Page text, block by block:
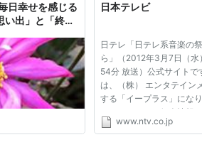
日幸せを感じる
い出」と「終
日本テレビ
日テレ「日テレ系音楽の
ら」（2012年3月7日（
54分 放送）公式サイトで
は、（株） エンタテイン
する「イープラス」にな
サイトにおける個人情報
リンク先によるものとし
www.ntv.co.jp